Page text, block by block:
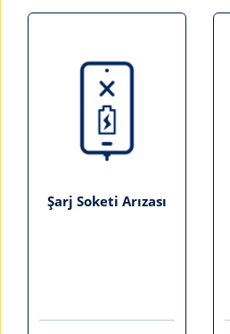
Şarj Soketi Arızası